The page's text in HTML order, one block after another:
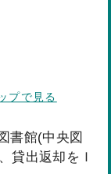
プで見る
書館(中央図
貸出返却をＩ